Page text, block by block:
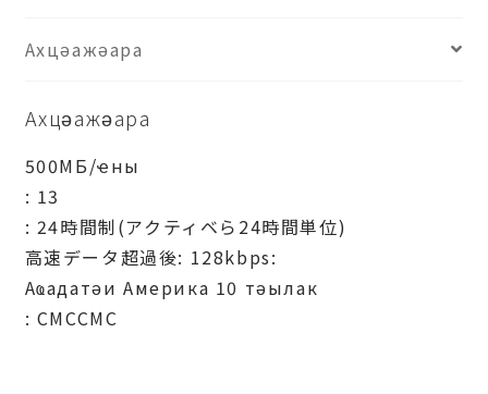
Ахцәажәара
Ахцәажәара
500МБ/ҽны
: 13
: 24時間制(アクティベら24時間単位)
高速データ超過後: 128kbps:
Аҩадатәи Америка 10 тәылак
: СМССМС